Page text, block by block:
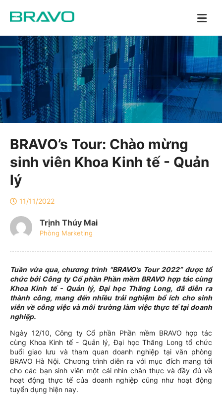
BRAVO’s Tour: Chào mừng
sinh viên Khoa Kinh tế - Quản
lý
11/11/2022
Trịnh Thúy Mai
Phòng Marketing
Tuần vừa qua, chương trình “BRAVO’s Tour 2022” được tổ
chức bởi Công ty Cổ phần Phần mềm BRAVO hợp tác cùng
Khoa Kinh tế - Quản lý, Đại học Thăng Long, đã diễn ra
thành công, mang đến nhiều trải nghiệm bổ ích cho sinh
viên về công việc và môi trường làm việc thực tế tại doanh
nghiệp.
Ngày 12/10, Công ty Cổ phần Phần mềm BRAVO hợp tác
cùng Khoa Kinh tế - Quản lý, Đại học Thăng Long tổ chức
buổi giao lưu và tham quan doanh nghiệp tại văn phòng
BRAVO Hà Nội. Chương trình diễn ra với mục đích mang tới
cho các bạn sinh viên một cái nhìn chân thực và đầy đủ về
hoạt động thực tế của doanh nghiệp cũng như hoạt động
tuyển dụng hiện nay.